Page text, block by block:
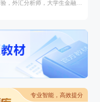
验，外汇分析师，大学生金融交
专业智能，高效提分